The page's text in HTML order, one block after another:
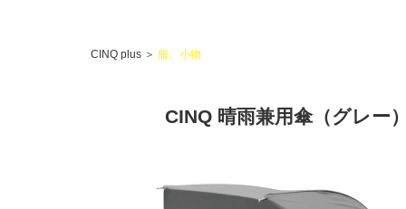
CINQ plus ＞ 服、小物
CINQ 晴雨兼用傘（グレー